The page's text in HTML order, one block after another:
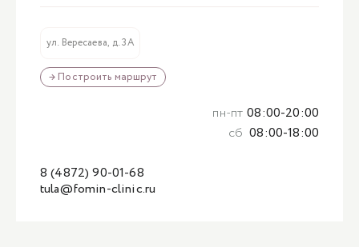
ул. Вересаева, д. 3А
→ Построить маршрут
tula@fomin-clinic.ru
8 (4872) 90-01-68
пн-пт 08:00-20:00
сб 08:00-18:00